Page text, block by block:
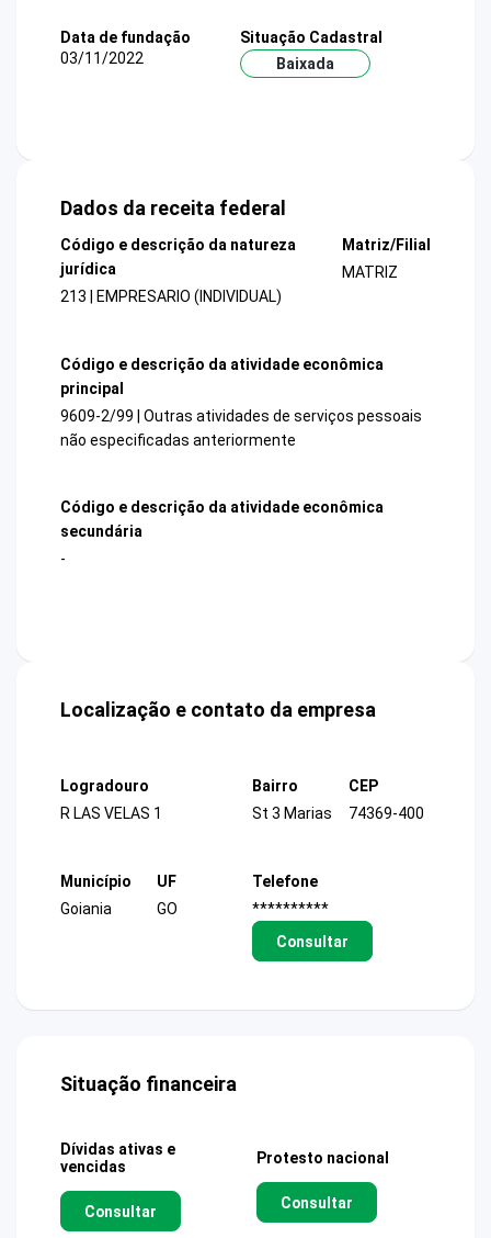
Data de fundação
03/11/2022
Situação Cadastral
Baixada
Dados da receita federal
Código e descrição da natureza
jurídica
213 | EMPRESARIO (INDIVIDUAL)
Matriz/Filial
MATRIZ
Código e descrição da atividade econômica
principal
9609-2/99 | Outras atividades de serviços pessoais
não especificadas anteriormente
Código e descrição da atividade econômica
secundária
-
Localização e contato da empresa
Logradouro
R LAS VELAS 1
Bairro
St 3 Marias
CEP
74369-400
Município
Goiania
UF
GO
Telefone
**********
Consultar
Situação financeira
Dívidas ativas e
vencidas
Consultar
Protesto nacional
Consultar